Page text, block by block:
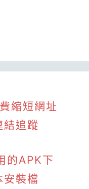
縮短網址
結追蹤
的APK下
安裝檔